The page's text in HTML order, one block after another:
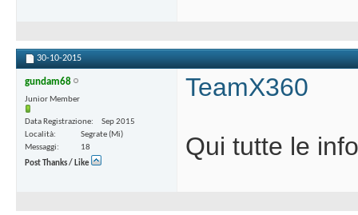
30-10-2015
gundam68
Junior Member
Data Registrazione
Sep 2015
Località
Segrate (Mi)
Messaggi
18
Post Thanks / Like
TeamX360
Qui tutte le